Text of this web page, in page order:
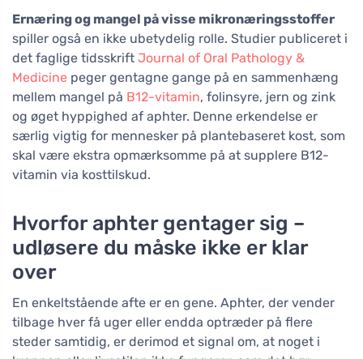
Ernæring og mangel på visse mikronæringsstoffer
spiller også en ikke ubetydelig rolle. Studier publiceret i
det faglige tidsskrift Journal of Oral Pathology &
Medicine peger gentagne gange på en sammenhæng
mellem mangel på B12-vitamin, folinsyre, jern og zink
og øget hyppighed af aphter. Denne erkendelse er
særlig vigtig for mennesker på plantebaseret kost, som
skal være ekstra opmærksomme på at supplere B12-
vitamin via kosttilskud.
Hvorfor aphter gentager sig –
udløsere du måske ikke er klar
over
En enkeltstående afte er en gene. Aphter, der vender
tilbage hver få uger eller endda optræder på flere
steder samtidig, er derimod et signal om, at noget i